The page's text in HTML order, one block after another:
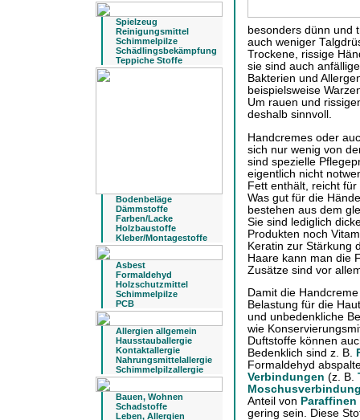
Spielzeug
Reinigungsmittel
Schimmelpilze
Schädlingsbekämpfung
Teppiche Stoffe
Bodenbeläge
Dämmstoffe
Farben/Lacke
Holzbaustoffe
Kleber/Montagestoffe
Asbest
Formaldehyd
Holzschutzmittel
Schimmelpilze
PCB
Allergien allgemein
Hausstauballergie
Kontaktallergie
Nahrungsmittelallergie
Schimmelpilzallergie
Bauen, Wohnen
Schadstoffe
Leben, Allergien
besonders dünn und
auch weniger
Trockene, rissige
sie sind auch
Bakterien und
beispielsweise
Um rauen und
deshalb sinnvoll.
Handcremes oder
sich nur wenig von
sind spezielle
eigentlich nicht
Fett enthält, reicht
Was gut für die
bestehen aus dem
Sie sind lediglich
Produkten noch
Keratin zur Stärkung
Haare kann man die
Zusätze sind vor
Damit die
Belastung für die
und unbedenkliche
wie
Duftstoffe können
Bedenklich sind z. B.
Formaldehyd
Verbindungen (z. B.
Anteil von Paraffinen
gering sein. Diese